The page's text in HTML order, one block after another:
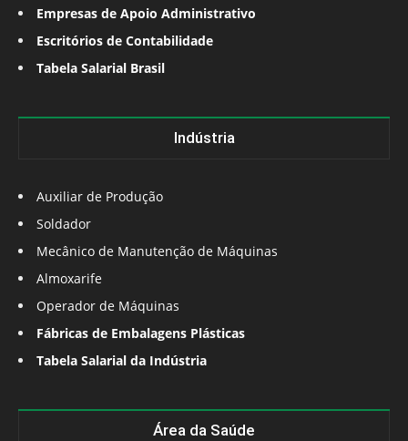
Empresas de Apoio Administrativo
Escritórios de Contabilidade
Tabela Salarial Brasil
Indústria
Auxiliar de Produção
Soldador
Mecânico de Manutenção de Máquinas
Almoxarife
Operador de Máquinas
Fábricas de Embalagens Plásticas
Tabela Salarial da Indústria
Área da Saúde